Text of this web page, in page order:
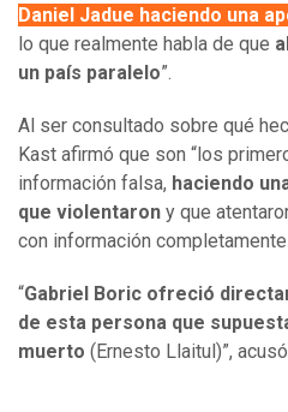
Daniel Jadue haciendo una
lo que realmente habla de que
un país paralelo”.
Al ser consultado sobre qué
Kast afirmó que son “los
información falsa, haciendo
que violentaron y que
con información completamente
“Gabriel Boric ofreció
de esta persona que
muerto (Ernesto Llaitul)”,